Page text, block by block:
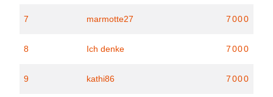
7 marmotte27 7000
8 Ich denke 7000
9 kathi86 7000